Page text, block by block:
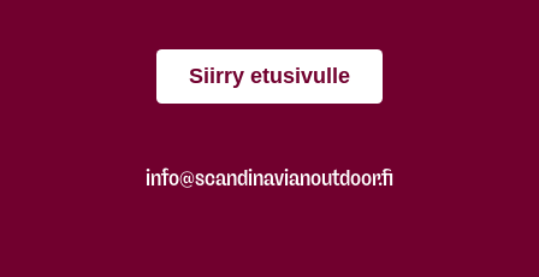
Siirry etusivulle
info@scandinavianoutdoor.fi